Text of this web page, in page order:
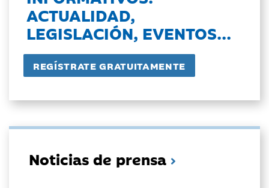
ACTUALIDAD,
LEGISLACIÓN, EVENTOS...
Noticias de prensa